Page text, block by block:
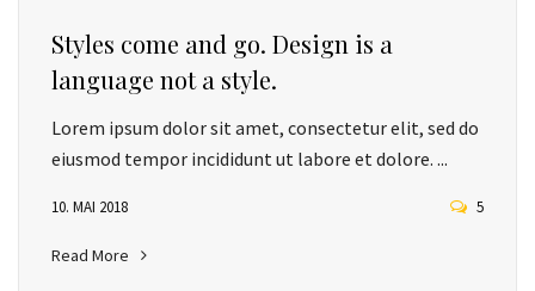
Styles come and go. Design is a
language not a style.
Lorem ipsum dolor sit amet, consectetur elit, sed do
eiusmod tempor incididunt ut labore et dolore. ...
10. MAI 2018 5
Read More